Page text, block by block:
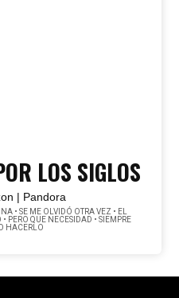
LOS SIGLOS
| Pandora
• SE ME OLVIDÓ OTRA VEZ • EL
PERO QUE NECESIDAD • SIEMPRE
HACERLO